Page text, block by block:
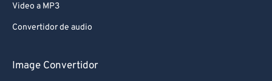
Video a MP3
Convertidor de audio
Image Convertidor